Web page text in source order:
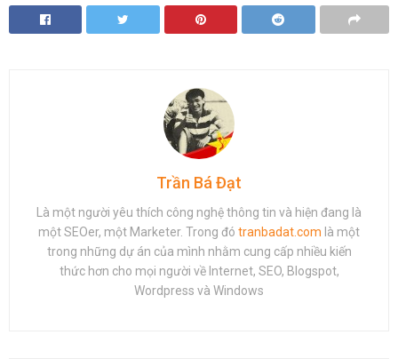
Trần Bá Đạt
Là một người yêu thích công nghệ thông tin và hiện đang là
một SEOer, một Marketer. Trong đó tranbadat.com là một
trong những dự án của mình nhằm cung cấp nhiều kiến
thức hơn cho mọi người về Internet, SEO, Blogspot,
Wordpress và Windows